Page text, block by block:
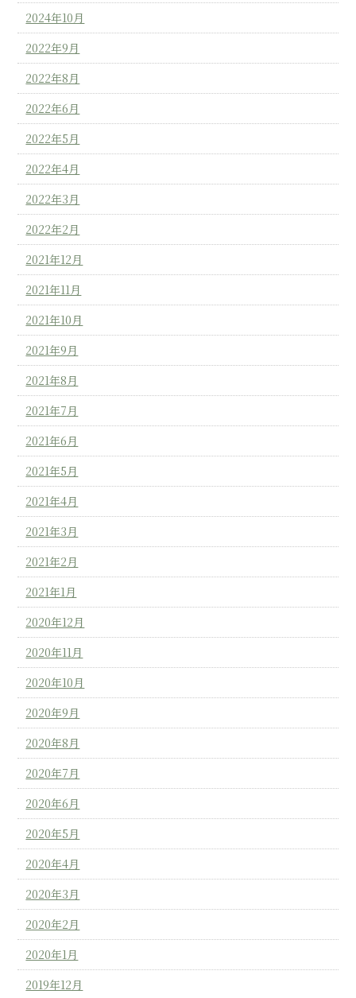
2024年10月
2022年9月
2022年8月
2022年6月
2022年5月
2022年4月
2022年3月
2022年2月
2021年12月
2021年11月
2021年10月
2021年9月
2021年8月
2021年7月
2021年6月
2021年5月
2021年4月
2021年3月
2021年2月
2021年1月
2020年12月
2020年11月
2020年10月
2020年9月
2020年8月
2020年7月
2020年6月
2020年5月
2020年4月
2020年3月
2020年2月
2020年1月
2019年12月